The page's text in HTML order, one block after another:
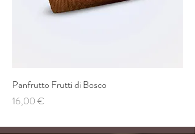
Panfrutto Frutti di Bosco
Prezzo
16,00 €